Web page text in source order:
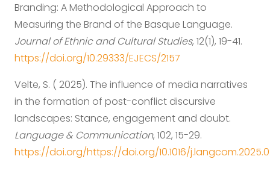
Branding: A Methodological Approach to
Measuring the Brand of the Basque Language.
Journal of Ethnic and Cultural Studies, 12(1), 19-41.
https://doi.org/10.29333/EJECS/2157
Velte, S. ( 2025). The influence of media narratives
in the formation of post-conflict discursive
landscapes: Stance, engagement and doubt.
Language & Communication, 102, 15-29.
https://doi.org/https://doi.org/10.1016/